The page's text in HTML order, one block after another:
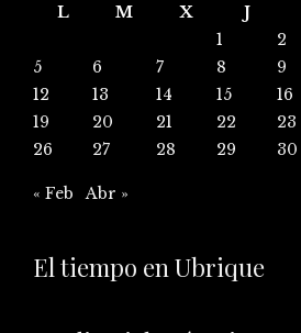
L
M X J
1
2
5
6 7 8 9
12
13 14 15 16
19
20 21 22 23
26
27 28 29 30
« Feb Abr »
El tiempo en Ubrique